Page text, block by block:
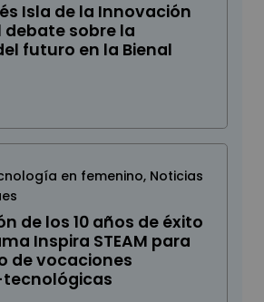
Isla de la Innovación
debate sobre la
futuro en la Bienal
en femenino, Noticias
de los 10 años de éxito
Inspira STEAM para
de vocaciones